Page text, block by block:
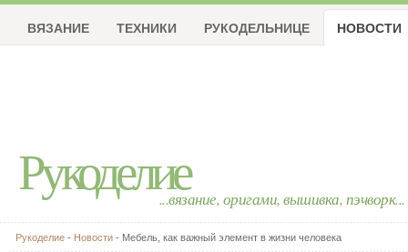
Рукоделие...вязание, оригами, вышивка, пэчворк...
ВЯЗАНИЕ ТЕХНИКИ РУКОДЕЛЬНИЦЕ НОВОСТИ
Рукоделие - Новости - Мебель, как важный элемент в жизни человека